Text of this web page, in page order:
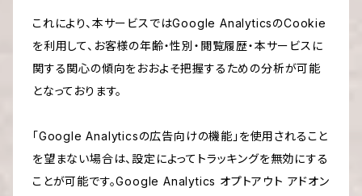
これにより、本サービスではGoogle AnalyticsのCookie
を利用して、お客様の年齢・性別・閲覧履歴・本サービスに
関する関心の傾向をおおよそ把握するための分析が可能
となっております。
「Google Analyticsの広告向けの機能」を使用されること
を望まない場合は、設定によってトラッキングを無効にする
ことが可能です。Google Analytics オプトアウト アドオン